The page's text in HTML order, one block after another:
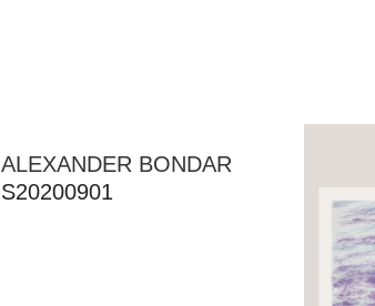
ALEXANDER BONDAR
S20200901